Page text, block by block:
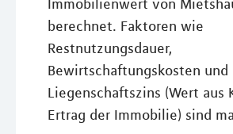
Immobilienwert von
berechnet. Faktoren wie
Restnutzungsdauer,
Bewirtschaftungskosten und
Liegenschaftszins (Wert aus
Ertrag der Immobilie) sind